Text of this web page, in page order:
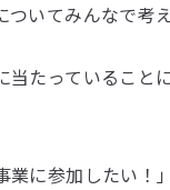
いてみんなで考
たっていること
に参加したい！